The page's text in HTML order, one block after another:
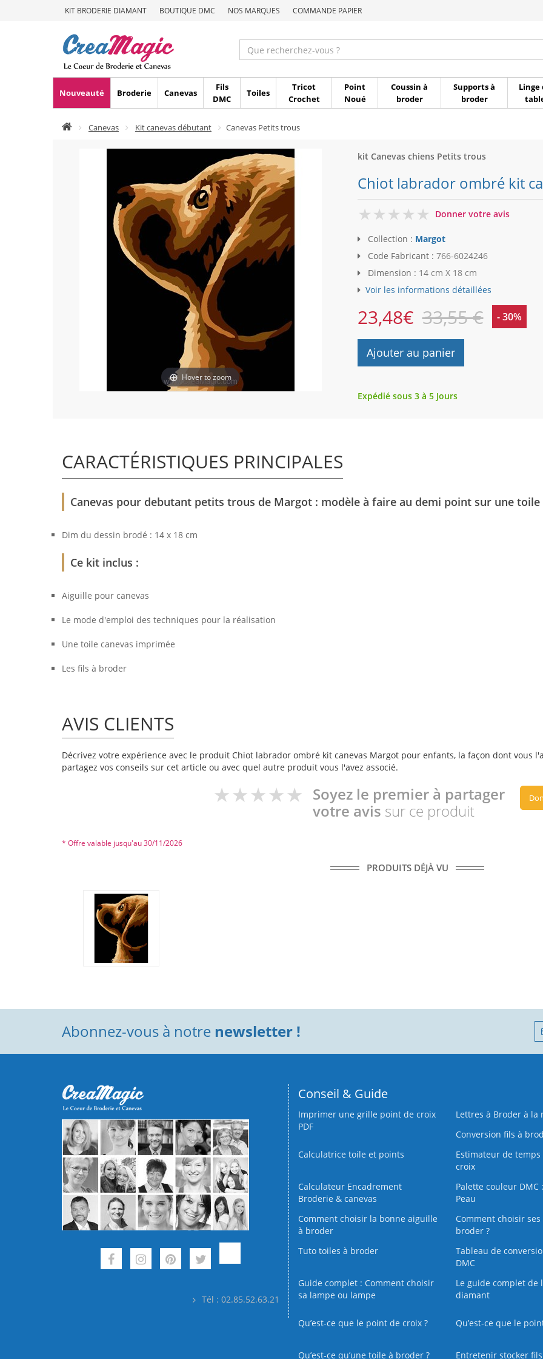
KIT BRODERIE DIAMANT BOUTIQUE DMC NOS MARQUES COMMANDE PAPIER
Nouveauté Broderie Canevas
Fils
DMC
Toiles
Tricot
Crochet
Point
Noué
Coussin à
broder
Supports à
broder
Linge
Canevas Kit canevas débutant Canevas Petits trous
Hover to zoom
kit Canevas chiens Petits trous
Chiot labrador ombré kit
0
Donner votre avis
Collection : Margot
Code Fabricant : 766-6024246
Dimension : 14 cm X 18 cm
Voir les informations détaillées
23,48€ 33,55 € - 30%
Ajouter au panier
Expédié sous 3 à 5 Jours
CARACTÉRISTIQUES PRINCIPALES
Canevas pour debutant petits trous de Margot : modèle à faire au demi point sur une toile
Dim du dessin brodé : 14 x 18 cm
Ce kit inclus :
Aiguille pour canevas
Le mode d'emploi des techniques pour la réalisation
Une toile canevas imprimée
Les fils à broder
AVIS CLIENTS
Décrivez votre expérience avec le produit Chiot labrador ombré kit canevas Margot pour enfants, la façon dont vous
partagez vos conseils sur cet article ou avec quel autre produit vous l'avez associé.
Soyez le premier à partager
votre avis sur ce produit
* Offre valable jusqu'au 30/11/2026
PRODUITS DÉJÀ VU
Abonnez-vous à notre newsletter !
Tél : 02.85.52.63.21
Conseil & Guide
Imprimer une grille point de croix
PDF
Lettres à Broder à la
Conversion fils à
Calculatrice toile et points
Estimateur de temps
croix
Calculateur Encadrement
Broderie & canevas
Palette couleur DMC
Peau
Comment choisir la bonne aiguille
à broder
Comment choisir ses
broder ?
Tuto toiles à broder
Tableau de
DMC
Guide complet : Comment choisir
sa lampe ou lampe
Le guide complet de
diamant
Qu’est-ce que le point de croix ? Qu’est-ce que le
Qu’est‑ce qu’une toile à broder ? Entretenir stocker